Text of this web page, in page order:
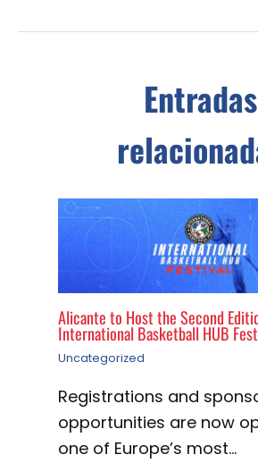
Entradas
Alicante to Host the Second
International Basketball HUB
Uncategorized
Registrations and
opportunities are now
one of Europe’s most…